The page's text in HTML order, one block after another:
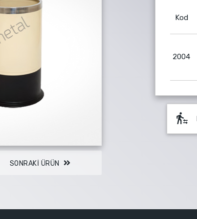
SONRAKI ÜRÜN
Kod
2004
transfer_within_a_station